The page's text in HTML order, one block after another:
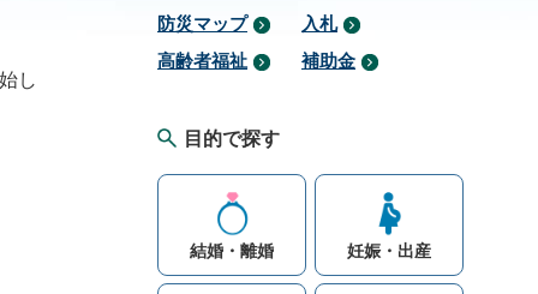
し
防災マップ
入札
高齢者福祉
補助金
目的で探す
結婚・離婚 妊娠・出産